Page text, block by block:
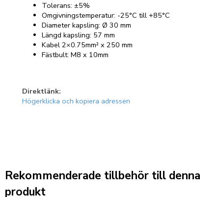
Tolerans: ±5%
Omgivningstemperatur: -25°C till +85°C
Diameter kapsling: Ø 30 mm
Längd kapsling: 57 mm
Kabel 2×0.75mm² x 250 mm
Fästbult: M8 x 10mm
Direktlänk:
Högerklicka och kopiera adressen
Rekommenderade tillbehör till denna
produkt